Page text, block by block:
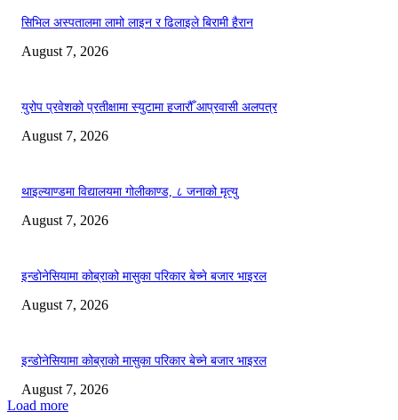
सिभिल अस्पतालमा लामो लाइन र ढिलाइले बिरामी हैरान
August 7, 2026
युरोप प्रवेशको प्रतीक्षामा स्युटामा हजारौँ आप्रवासी अलपत्र
August 7, 2026
थाइल्याण्डमा विद्यालयमा गोलीकाण्ड, ८ जनाको मृत्यु
August 7, 2026
इन्डोनेसियामा कोब्राको मासुका परिकार बेच्ने बजार भाइरल
August 7, 2026
इन्डोनेसियामा कोब्राको मासुका परिकार बेच्ने बजार भाइरल
August 7, 2026
Load more